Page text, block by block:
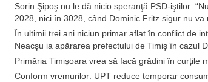
Sorin Şipoş nu le dă nicio speranţă PSD-iştilor:
2028, nici în 3028, când Dominic Fritz sigur nu va
În ultimii trei ani niciun primar aflat în conflict de
Neacşu ia apărarea prefectului de Timiş în cazul
Primăria Timișoara vrea să facă grădini în curțile
Conform vremurilor: UPT reduce temporar